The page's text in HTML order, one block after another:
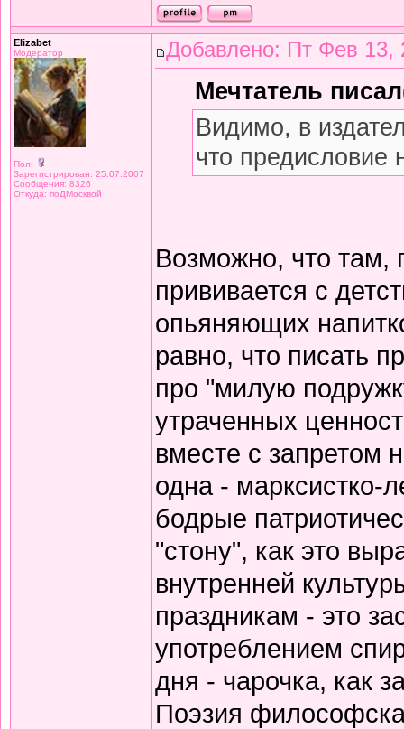
Elizabet
Модератор
Пол:
Зарегистрирован: 25.07.2007
Сообщения: 8326
Откуда: поДМосквой
Добавлено: Пт Фев 13,
Мечтатель
Видимо, в
что предисловие
Возможно, что там,
прививается с
опьяняющих
равно, что писать
про "милую
утраченных
вместе с запретом
одна - марксистко-
бодрые
"стону", как это
внутренней
праздникам - это
употреблением
дня - чарочка, как
Поэзия